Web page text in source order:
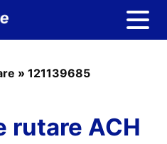
» 121139685
rutare ACH